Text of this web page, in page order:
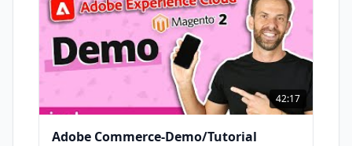
42:17
Adobe Commerce-Demo/Tutorial